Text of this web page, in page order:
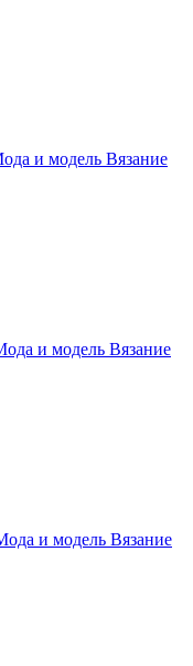
и модель Вязание
и модель Вязание
и модель Вязание